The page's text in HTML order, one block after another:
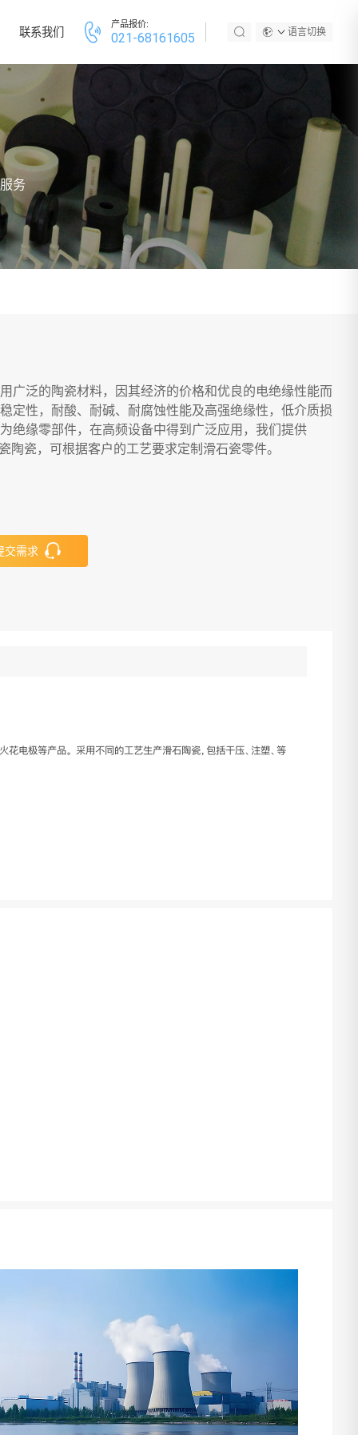
联系我们
产品报价:
021-68161605 语言切换
务
广泛的陶瓷材料，因其经济的价格和优良的电绝缘性能而
定性，耐酸、耐碱、耐腐蚀性能及高强绝缘性，低介质损
绝缘零部件，在高频设备中得到广泛应用，我们提供
陶瓷，可根据客户的工艺要求定制滑石瓷零件。
交需求
电极等产品。 采用不同的工艺生产滑石陶瓷，包括干压、注塑、等